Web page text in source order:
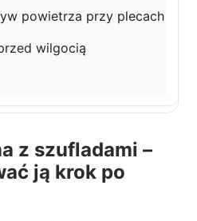
powietrza przy plecach
wilgocią
z szufladami –
ją krok po